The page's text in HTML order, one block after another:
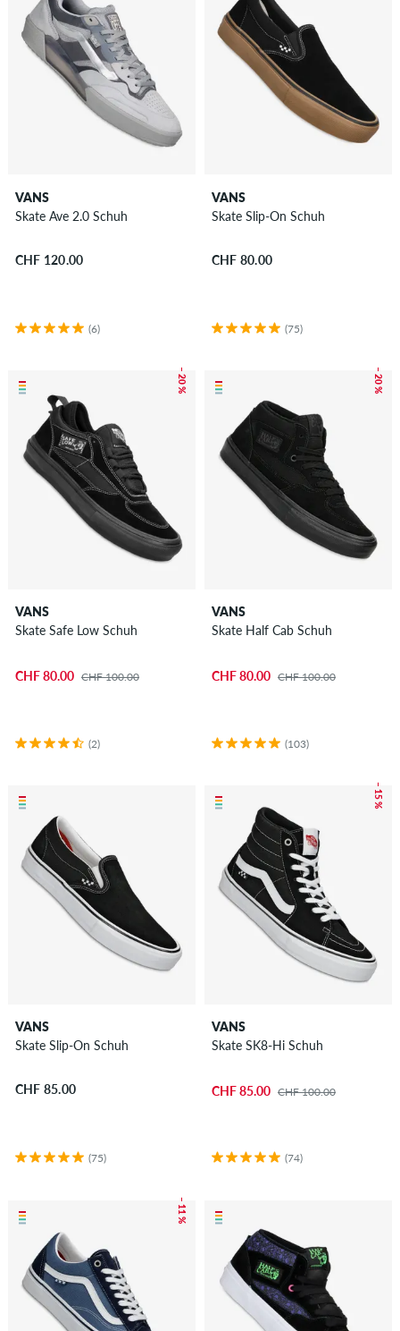
VANS
Skate Ave 2.0 Schuh
CHF 120.00
(6)
VANS
Skate Slip-On Schuh
CHF 80.00
(75)
– 20 %
VANS
Skate Safe Low Schuh
CHF 80.00 CHF 100.00
(2)
– 20 %
VANS
Skate Half Cab Schuh
CHF 80.00 CHF 100.00
(103)
VANS
Skate Slip-On Schuh
CHF 85.00
(75)
– 15 %
VANS
Skate SK8-Hi Schuh
CHF 85.00 CHF 100.00
(74)
– 11 %